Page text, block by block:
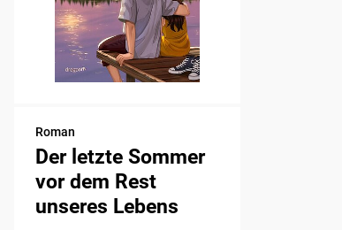
Roman
Der letzte Sommer
vor dem Rest
unseres Lebens